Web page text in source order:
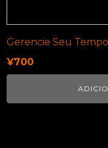
Gerencie Seu Tempo
¥700